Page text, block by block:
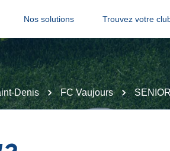
Nos solutions Trouvez votre
Denis FC Vaujours